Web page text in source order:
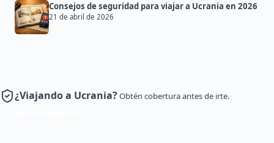
Consejos de seguridad para viajar a Ucrania en 2026
21 de abril de 2026
¿Viajando a Ucrania?Obtén cobertura antes de irte.